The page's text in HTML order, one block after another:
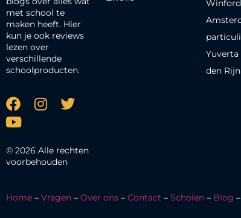
met school te
maken heeft. Hier
kun je ook reviews
lezen over
verschillende
schoolproducten.
© 2026 Alle rechten
voorbehouden
Winford
Yuverta
den Rijn
Home – Vragen – Over ons – Contact – Scholen – Blog –